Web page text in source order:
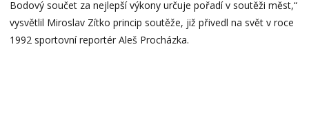
Bodový součet za nejlepší výkony určuje pořadí v soutěži měst,“
vysvětlil Miroslav Zítko princip soutěže, již přivedl na svět v roce
1992 sportovní reportér Aleš Procházka.